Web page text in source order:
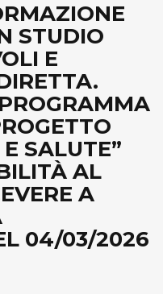
STUDIO
E
SALUTE”
AL
A
04/03/2026